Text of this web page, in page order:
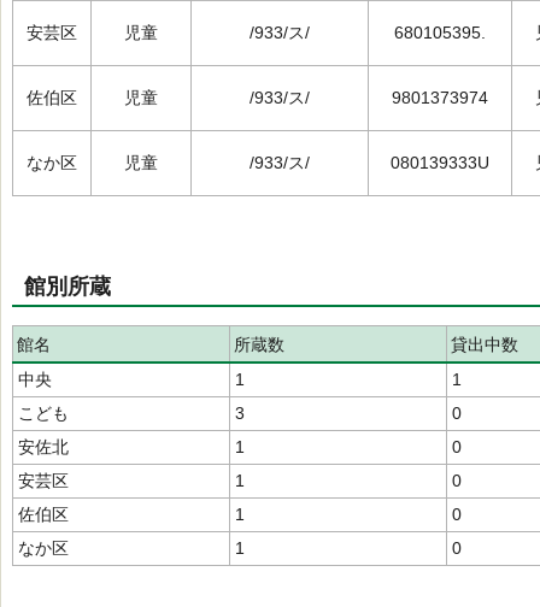
安芸区 児童 /933/ス/ 680105395.
佐伯区 児童 /933/ス/ 9801373974
なか区 児童 /933/ス/ 080139333U
館別所蔵
館名 所蔵数
貸出中数
中央
1
1
こども
3
0
安佐北
1
0
安芸区
1
0
佐伯区
1
0
なか区
1 0